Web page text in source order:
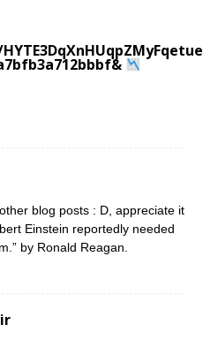
blog posts : D, appreciate it
Einstein reportedly needed
by Ronald Reagan.